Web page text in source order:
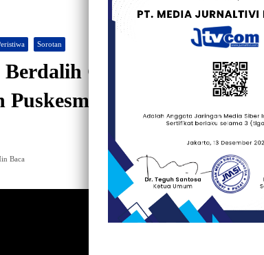
Sorotan
Cuaca, Proyek
Puskesmas Buntu Limbong
Baca